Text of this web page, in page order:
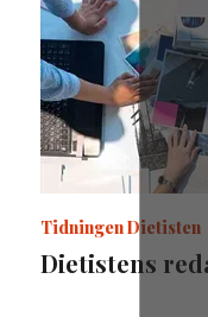
Tidningen Dietisten
Dietistens